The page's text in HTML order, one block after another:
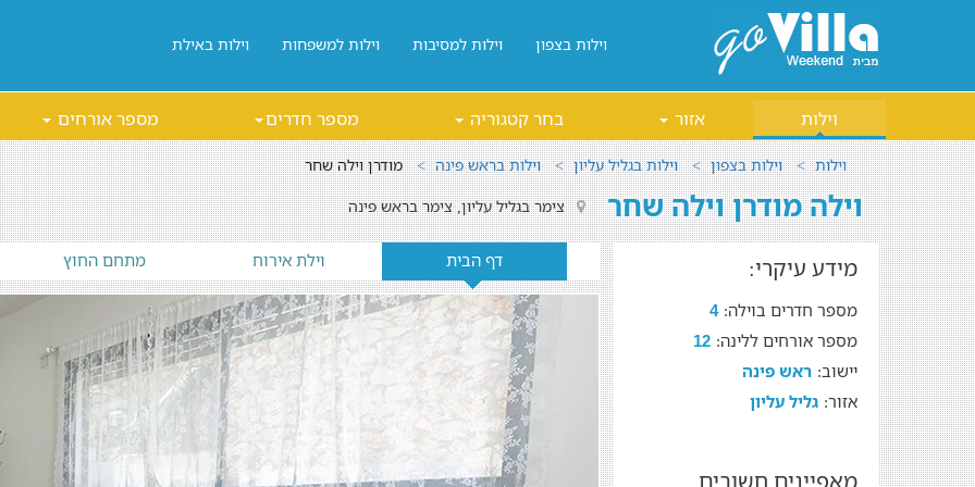
וילות בצפון וילות למסיבות וילות למשפחות וילות באילת
וילות אזור בחר קטגוריה מספר חדרים מספר אורחים
וילות וילות בצפון וילות בגליל עליון וילות בראש פינה מודרן וילה שחר
וילה מודרן וילה שחר צימר בגליל עליון, צימר בראש פינה
מידע עיקרי:
מספר חדרים בוילה: 4
מספר אורחים ללינה: 12
יישוב: ראש פינה
אזור: גליל עליון
מאפיינים חשובים
דף הבית וילת אירוח מתחם החוץ